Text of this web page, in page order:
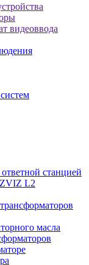
видеоввода
станцией
L2
масла